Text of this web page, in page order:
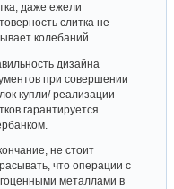
даже ежели
слитка не
колебаний.
дизайна
при совершении
купли/ реализации
гарантируется
не стоит
что операции с
металлами в